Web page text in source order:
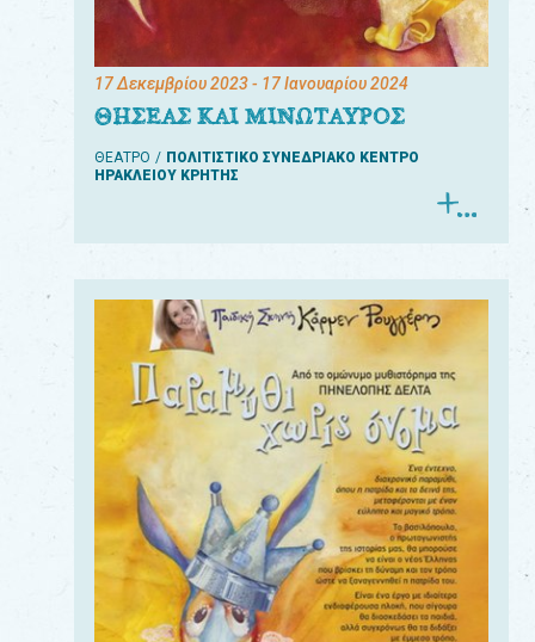
17 Δεκεμβρίου 2023- 17 Ιανουαρίου 2024
ΘΗΣΕΑΣ ΚΑΙ ΜΙΝΩΤΑΥΡΟΣ
ΘΕΑΤΡΟ
ΠΟΛΙΤΙΣΤΙΚΟ ΣΥΝΕΔΡΙΑΚΟ ΚΕΝΤΡΟ
ΗΡΑΚΛΕΙΟΥ ΚΡΗΤΗΣ